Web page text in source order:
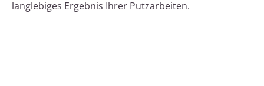
langlebiges Ergebnis Ihrer Putzarbeiten.